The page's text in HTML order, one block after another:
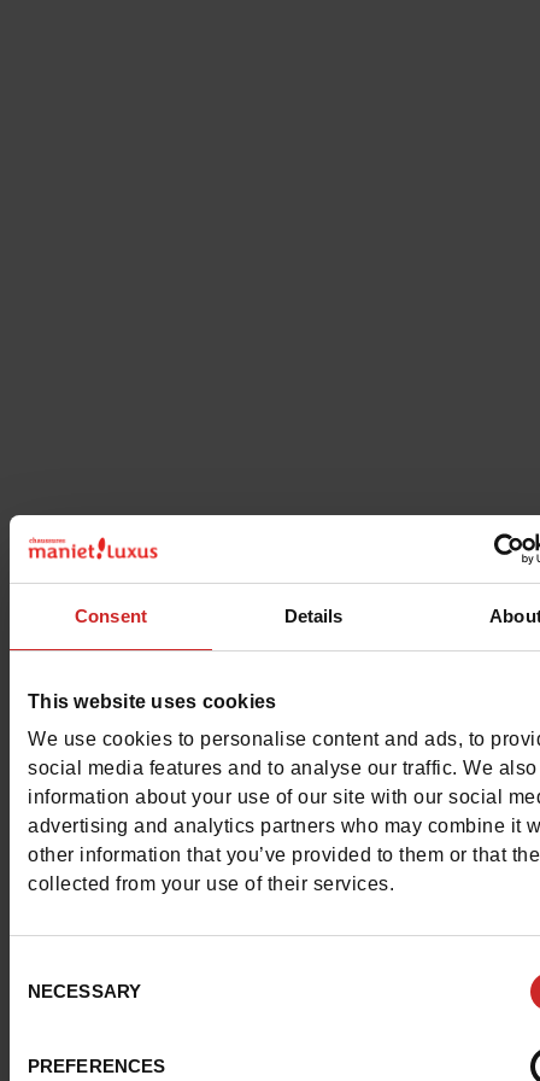
Consent Details
This website uses cookies
We use cookies to personalise content and ads, to
social media features and to analyse our traffic. We
information about your use of our site with our social
advertising and analytics partners who may combine it
other information that you’ve provided to them or that
collected from your use of their services.
Selection
NECESSARY
PREFERENCES
Hexagonaest une marque française spécialisée dans la
sacs et portefeuilles Hexagona
praticité et leur qualité.
La marque veille à diversifier ses modèles de sacs à
trouverez donc des sacs et portefeuilles Hexagona aux
couleurs et matières différentes. Dans les rayons de nos
Chaussures Maniet ! Luxus
Hexagona qui vous convient et qui complètera votre